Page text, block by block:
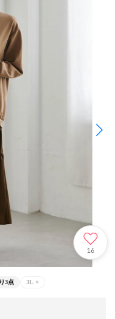
16
3点 3L ×